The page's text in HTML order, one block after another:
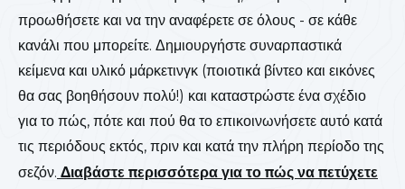
προωθήσετε και να την αναφέρετε σε όλους - σε κάθε
κανάλι που μπορείτε. Δημιουργήστε συναρπαστικά
κείμενα και υλικό μάρκετινγκ (ποιοτικά βίντεο και εικόνες
θα σας βοηθήσουν πολύ!) και καταστρώστε ένα σχέδιο
για το πώς, πότε και πού θα το επικοινωνήσετε αυτό κατά
τις περιόδους εκτός, πριν και κατά την πλήρη περίοδο της
σεζόν. Διαβάστε περισσότερα για το πώς να πετύχετε